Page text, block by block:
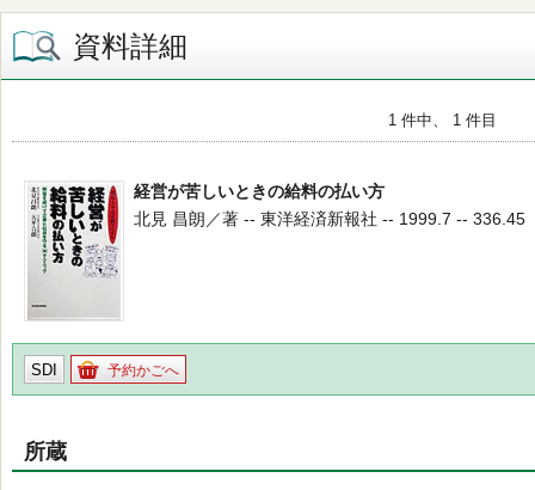
資料詳細
1 件中、 1 件目
経営が苦しいときの給料の払い方
北見 昌朗／著 -- 東洋経済新報社 -- 1999.7 -- 336.45
SDI 予約かごへ
所蔵